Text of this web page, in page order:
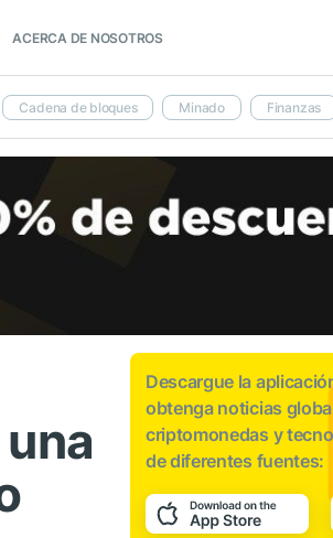
ACERCA DE NOSOTROS
Cadena de bloques Minado Finanzas
Descargue la
obtenga noticias
criptomonedas y
de diferentes fuentes: